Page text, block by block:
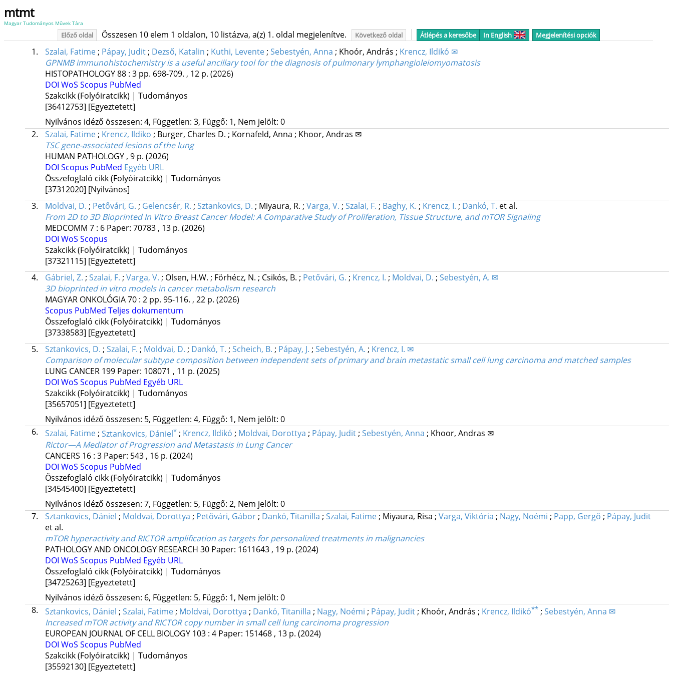
mtmt
Magyar Tudományos Művek Tára
Előző oldal Összesen 10 elem 1 oldalon, 10 listázva, a(z) 1. oldal megjelenítve. Következő oldal Átlépés a keresőbe In English Megjelenítési opciók
1. Szalai, Fatime; Pápay, Judit; Dezső, Katalin ; Kuthi, Levente; Sebestyén, Anna ; Khoór, András ; Krencz, Ildikó ✉
GPNMB immunohistochemistry is a useful ancillary tool for the diagnosis of pulmonary lymphangioleiomyomatosis
HISTOPATHOLOGY88: 3 pp. 698-709. , 12 p. (2026)
DOI WoS Scopus PubMed
Szakcikk (Folyóiratcikk) | Tudományos
[36412753] [Egyeztetett]
Nyilvános idéző összesen: 4, Független: 3, Függő: 1, Nem jelölt: 0
2.
Szalai, Fatime; Krencz, Ildiko ; Burger, Charles D. ; Kornafeld, Anna ; Khoor, Andras ✉
TSC gene-associated lesions of the lung
HUMAN PATHOLOGY, 9 p. (2026)
DOI Scopus PubMed Egyéb URL
Összefoglaló cikk (Folyóiratcikk) | Tudományos
[37312020] [Nyilvános]
3.
Moldvai, D. ; Petővári, G. ; Gelencsér, R. ; Sztankovics, D. ; Miyaura, R. ; Varga, V. ; Szalai, F. ; Baghy, K. ; Krencz, I. ; Dankó, T. et al.
From 2D to 3D Bioprinted In Vitro Breast Cancer Model: A Comparative Study of Proliferation, Tissue Structure, and mTOR Signaling
MEDCOMM 7: 6 Paper: 70783 , 13 p. (2026)
DOI WoS Scopus
Szakcikk (Folyóiratcikk) | Tudományos
[37321115] [Egyeztetett]
4.
Gábriel, Z. ; Szalai, F. ; Varga, V. ; Olsen, H.W. ; Förhécz, N. ; Csikós, B. ; Petővári, G. ; Krencz, I. ; Moldvai, D. ; Sebestyén, A. ✉
3D bioprinted in vitro models in cancer metabolism research
MAGYAR ONKOLÓGIA70: 2 pp. 95-116. , 22 p. (2026)
Scopus PubMed Teljes dokumentum
Összefoglaló cikk (Folyóiratcikk) | Tudományos
[37338583] [Egyeztetett]
5.
Sztankovics, D. ; Szalai, F. ; Moldvai, D. ; Dankó, T. ; Scheich, B. ; Pápay, J. ; Sebestyén, A. ; Krencz, I. ✉
Comparison of molecular subtype composition between independent sets of primary and brain metastatic small cell lung carcinoma and matched samples
LUNG CANCER 199 Paper: 108071 , 11 p. (2025)
DOI WoS Scopus PubMed Egyéb URL
Szakcikk (Folyóiratcikk) | Tudományos
[35657051] [Egyeztetett]
Nyilvános idéző összesen: 5, Független: 4, Függő: 1, Nem jelölt: 0
6.
Szalai, Fatime; Sztankovics, Dániel* ; Krencz, Ildikó ; Moldvai, Dorottya ; Pápay, Judit; Sebestyén, Anna ; Khoor, Andras ✉
Rictor—A Mediator of Progression and Metastasis in Lung Cancer
CANCERS 16: 3 Paper: 543 , 16 p. (2024)
DOI WoS Scopus PubMed
Összefoglaló cikk (Folyóiratcikk) | Tudományos
[34545400] [Egyeztetett]
Nyilvános idéző összesen: 7, Független: 5, Függő: 2, Nem jelölt: 0
7.
Sztankovics, Dániel ; Moldvai, Dorottya ; Petővári, Gábor ; Dankó, Titanilla ; Szalai, Fatime ; Miyaura, Risa ; Varga, Viktória ; Nagy, Noémi ; Papp, Gergő ; Pápay, Judit
et al.
mTOR hyperactivity and RICTOR amplification as targets for personalized treatments in malignancies
PATHOLOGY AND ONCOLOGY RESEARCH 30 Paper: 1611643 , 19 p. (2024)
DOI WoS Scopus PubMed Egyéb URL
Összefoglaló cikk (Folyóiratcikk) | Tudományos
[34725263] [Egyeztetett]
Nyilvános idéző összesen: 6, Független: 5, Függő: 1, Nem jelölt: 0
8.
Sztankovics, Dániel ; Szalai, Fatime ; Moldvai, Dorottya ; Dankó, Titanilla ; Nagy, Noémi ; Pápay, Judit ; Khoór, András ; Krencz, Ildikó** ; Sebestyén, Anna ✉
Increased mTOR activity and RICTOR copy number in small cell lung carcinoma progression
EUROPEAN JOURNAL OF CELL BIOLOGY 103: 4 Paper: 151468 , 13 p. (2024)
DOI WoS Scopus PubMed
Szakcikk (Folyóiratcikk) | Tudományos
[35592130] [Egyeztetett]